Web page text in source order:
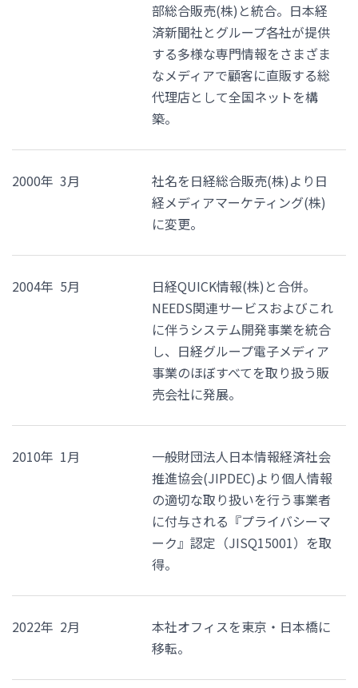
部総合販売(株)と統合。日本経
済新聞社とグループ各社が提供
する多様な専門情報をさまざま
なメディアで顧客に直販する総
代理店として全国ネットを構
築。
2000年 3月
社名を日経総合販売(株)より日
経メディアマーケティング(株)
に変更。
2004年 5月
日経QUICK情報(株)と合併。
NEEDS関連サービスおよびこれ
に伴うシステム開発事業を統合
し、日経グループ電子メディア
事業のほぼすべてを取り扱う販
売会社に発展。
2010年 1月
一般財団法人日本情報経済社会
推進協会(JIPDEC)より個人情報
の適切な取り扱いを行う事業者
に付与される『プライバシーマ
ーク』認定（JISQ15001）を取
得。
2022年 2月
本社オフィスを東京・日本橋に
移転。